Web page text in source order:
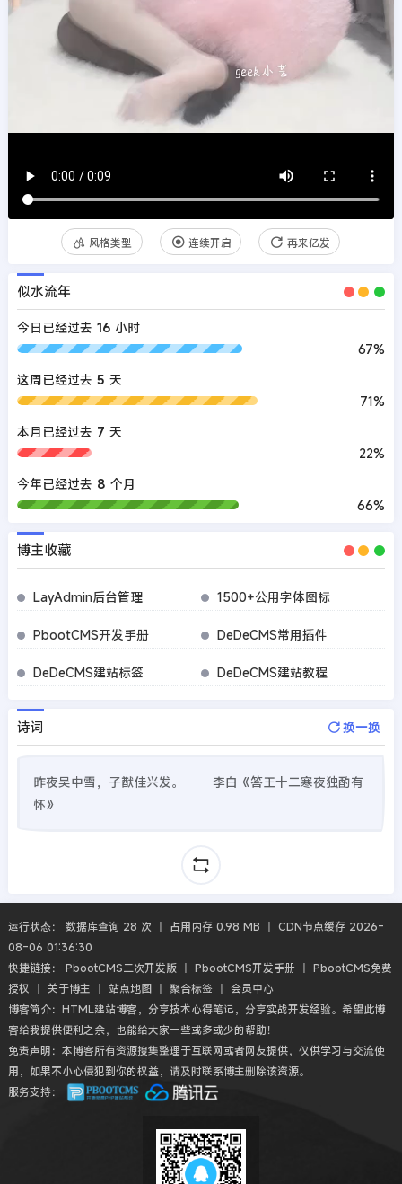
风格类型 连续开启 再来亿发
似水流年
今日已经过去 16 小时
67%
这周已经过去 5 天
71%
本月已经过去 7 天
22%
今年已经过去 8 个月
66%
博主收藏
LayAdmin后台管理 1500+公用字体图标
PbootCMS开发手册 DeDeCMS常用插件
DeDeCMS建站标签 DeDeCMS建站教程
诗词 换一换
昨夜吴中雪，子猷佳兴发。 ──李白《答王十二寒夜独酌有
怀》
运行状态： 数据库查询 28 次 丨 占用内存 0.98 MB 丨 CDN节点缓存 2026-
08-06 01:36:30
快捷链接： PbootCMS二次开发版丨 PbootCMS开发手册 丨 PbootCMS免费
授权 丨 关于博主 丨 站点地图丨 聚合标签丨 会员中心
博客简介：HTML建站博客，分享技术心得笔记，分享实战开发经验。希望此博
客给我提供便利之余，也能给大家一些或多或少的帮助！
免责声明：本博客所有资源搜集整理于互联网或者网友提供，仅供学习与交流使
用，如果不小心侵犯到你的权益，请及时联系博主删除该资源。
服务支持：